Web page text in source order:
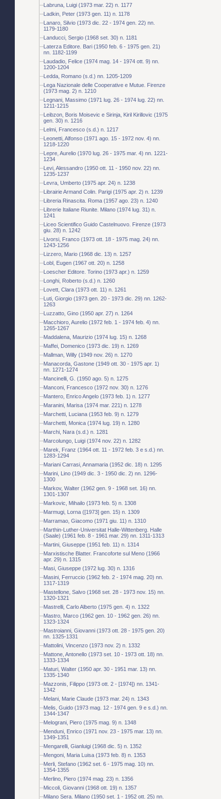
Labruna, Luigi (1973 mar. 22) n. 1177
Ladkin, Peter (1973 gen. 11) n. 1178
Lanaro, Silvio (1973 dic. 22 - 1974 gen. 22) nn.
1179-1180
Landucci, Sergio (1968 set. 30) n. 1181
Laterza Editore. Bari (1950 feb. 6 - 1975 gen. 21)
nn. 1182-1199
Laudadio, Felice (1974 mag. 14 - 1974 ott. 9) nn.
1200-1204
Ledda, Romano (s.d.) nn. 1205-1209
Lega Nazionale delle Cooperative e Mutue. Firenze
(1973 mag. 2) n. 1210
Legnani, Massimo (1971 lug. 26 - 1974 lug. 22) nn.
1211-1215
Leibzon, Boris Moisevic e Sirinja, Kiril Kirillovic (1975
gen. 30) n. 1216
Lelmi, Francesco (s.d.) n. 1217
Leonetti, Alfonso (1971 ago. 15 - 1972 nov. 4) nn.
1218-1220
Lepre, Aurelio (1970 lug. 26 - 1975 mar. 4) nn. 1221-
1234
Levi, Alessandro (1950 ott. 11 - 1950 nov. 22) nn.
1235-1237
Levra, Umberto (1975 apr. 24) n. 1238
Librairie Armand Colin. Parigi (1975 apr. 2) n. 1239
Libreria Rinascita. Roma (1957 ago. 23) n. 1240
Librerie Italiane Riunite. Milano (1974 lug. 31) n.
1241
Liceo Scientifico Guido Castelnuovo. Firenze (1973
giu. 28) n. 1242
Livorsi, Franco (1973 ott. 18 - 1975 mag. 24) nn.
1243-1256
Lizzero, Mario (1968 dic. 13) n. 1257
Lobl, Eugen (1967 ott. 20) n. 1258
Loescher Editore. Torino (1973 apr.) n. 1259
Longhi, Roberto (s.d.) n. 1260
Lovett, Clara (1973 ott. 11) n. 1261
Luti, Giorgio (1973 gen. 20 - 1973 dic. 29) nn. 1262-
1263
Luzzatto, Gino (1950 apr. 27) n. 1264
Macchioro, Aurelio (1972 feb. 1 - 1974 feb. 4) nn.
1265-1267
Maddalena, Maurizio (1974 lug. 15) n. 1268
Maffei, Domenico (1973 dic. 19) n. 1269
Mallman, Willy (1949 nov. 26) n. 1270
Manacorda, Gastone (1949 ott. 30 - 1975 apr. 1)
nn. 1271-1274
Mancinelli, G. (1950 ago. 5) n. 1275
Manconi, Francesco (1972 nov. 30) n. 1276
Mantero, Enrico Angelo (1973 feb. 1) n. 1277
Maranini, Marisa (1974 mar. 221) n. 1278
Marchetti, Luciana (1953 feb. 9) n. 1279
Marchetti, Monica (1974 lug. 19) n. 1280
Marchi, Nara (s.d.) n. 1281
Marcolungo, Luigi (1974 nov. 22) n. 1282
Marek, Franz (1964 ott. 11 - 1972 feb. 3 e s.d.) nn.
1283-1294
Mariani Carrasi, Annamaria (1952 dic. 18) n. 1295
Marini, Lino (1949 dic. 3 - 1950 dic. 2) nn. 1296-
1300
Markov, Walter (1962 gen. 9 - 1968 set. 16) nn.
1301-1307
Markovic, Mihailo (1973 feb. 5) n. 1308
Marmugi, Lorna ([1973] gen. 15) n. 1309
Marramao, Giacomo (1971 giu. 11) n. 1310
Marthin-Luther-Universitat Halle-Wittenberg. Halle
(Saale) (1961 feb. 8 - 1961 mar. 29) nn. 1311-1313
Martini, Giuseppe (1951 feb. 11) n. 1314
Marxistische Blatter. Francoforte sul Meno (1966
apr. 29) n. 1315
Masi, Giuseppe (1972 lug. 30) n. 1316
Masini, Ferruccio (1962 feb. 2 - 1974 mag. 20) nn.
1317-1319
Mastellone, Salvo (1968 set. 28 - 1973 nov. 15) nn.
1320-1321
Mastrelli, Carlo Alberto (1975 gen. 4) n. 1322
Mastro, Marco (1962 gen. 10 - 1962 gen. 26) nn.
1323-1324
Mastroianni, Giovanni (1973 ott. 28 - 1975 gen. 20)
nn. 1325-1331
Mattolini, Vincenzo (1973 nov. 2) n. 1332
Mattone, Antonello (1973 set. 10 - 1973 ott. 18) nn.
1333-1334
Maturi, Walter (1950 apr. 30 - 1951 mar. 13) nn.
1335-1340
Mazzonis, Filippo (1973 ott. 2 - [1974]) nn. 1341-
1342
Melani, Marie Claude (1973 mar. 24) n. 1343
Melis, Guido (1973 mag. 12 - 1974 gen. 9 e s.d.) nn.
1344-1347
Melograni, Piero (1975 mag. 9) n. 1348
Menduni, Enrico (1971 nov. 23 - 1975 mar. 13) nn.
1349-1351
Mengarelli, Gianluigi (1968 dic. 5) n. 1352
Mengoni, Maria Luisa (1973 feb. 8) n. 1353
Merli, Stefano (1962 set. 6 - 1975 mag. 10) nn.
1354-1355
Merlino, Piero (1974 mag. 23) n. 1356
Miccoli, Giovanni (1968 ott. 19) n. 1357
Milano Sera. Milano (1950 set. 1 - 1952 ott. 25) nn.